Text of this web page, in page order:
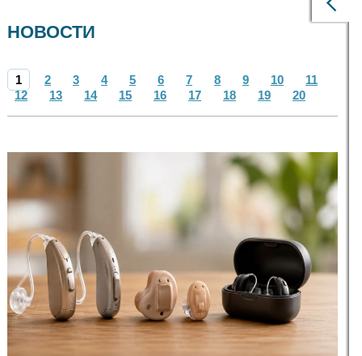
НОВОСТИ
1 2 3 4 5 6 7 8 9 10
11
12
13 14 15 16 17 18 19 20